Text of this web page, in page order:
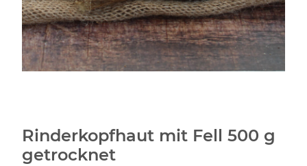
Rinderkopfhaut mit Fell 500 g
getrocknet